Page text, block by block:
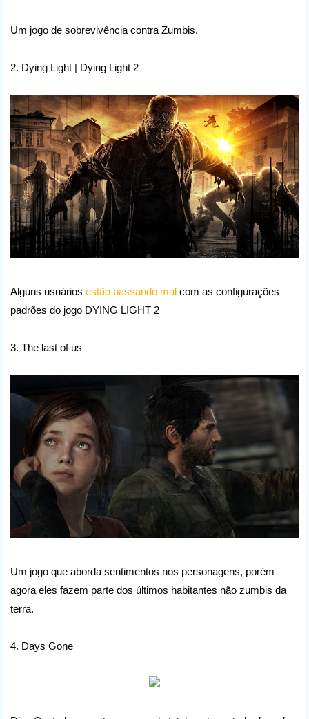
Um jogo de sobrevivência contra Zumbis.
2. Dying Light | Dying Light 2
Alguns usuários estão passando mal com as configurações
padrões do jogo DYING LIGHT 2
3. The last of us
Um jogo que aborda sentimentos nos personagens, porém
agora eles fazem parte dos últimos habitantes não zumbis da
terra.
4. Days Gone